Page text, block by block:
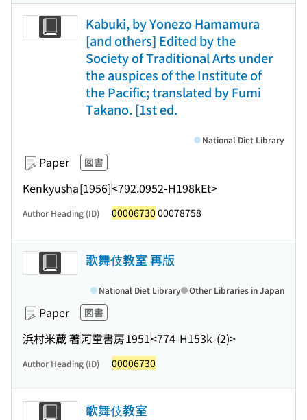
Kabuki, by Yonezo Hamamura
[and others] Edited by the
Society of Traditional Arts under
the auspices of the Institute of
the Pacific; translated by Fumi
Takano. [1st ed.
Paper 図書
Kenkyusha[1956]<792.0952-H198kEt>
National Diet Library
Author Heading (ID) 00006730 00078758
歌舞伎教室 再版
Paper 図書
浜村米蔵 著河童書房1951<774-H153k-(2)>
National Diet Library Other Libraries in Japan
Author Heading (ID) 00006730
歌舞伎教室